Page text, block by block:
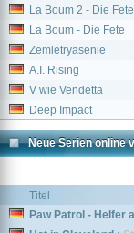
La Boum 2 - Die
La Boum - Die Fete
Zemletryasenie
A.I. Rising
V wie Vendetta
Deep Impact
Neue Serien online
Titel
Paw Patrol - Helfer